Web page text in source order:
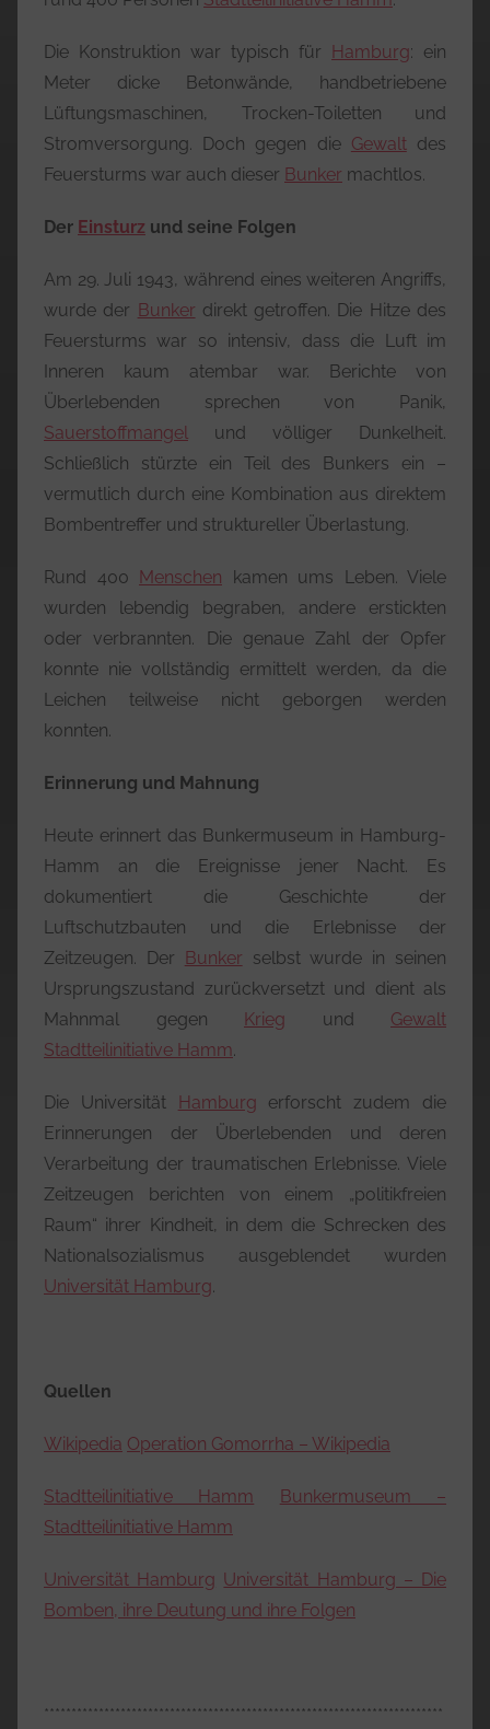
Die Konstruktion war typisch für Hamburg: ein
Meter dicke Betonwände, handbetriebene
Lüftungsmaschinen, Trocken-Toiletten und
Stromversorgung. Doch gegen die Gewaltdes
Feuersturms war auch dieser Bunker machtlos.
Der Einsturz und seine Folgen
Am 29. Juli 1943, während eines weiteren Angriffs,
wurde der Bunker direkt getroffen. Die Hitze des
Feuersturms war so intensiv, dass die Luft im
Inneren kaum atembar war. Berichte von
Überlebenden sprechen von Panik,
Sauerstoffmangel und völliger Dunkelheit.
Schließlich stürzte ein Teil des Bunkers ein –
vermutlich durch eine Kombination aus direktem
Bombentreffer und struktureller Überlastung.
Rund 400 Menschen kamen ums Leben. Viele
wurden lebendig begraben, andere erstickten
oder verbrannten. Die genaue Zahl der Opfer
konnte nie vollständig ermittelt werden, da die
Leichen teilweise nicht geborgen werden
konnten.
Erinnerung und Mahnung
Heute erinnert das Bunkermuseum in Hamburg-
Hamm an die Ereignisse jener Nacht. Es
dokumentiert die Geschichte der
Luftschutzbauten und die Erlebnisse der
Zeitzeugen. Der
Bunker selbst wurde in seinen
Ursprungszustand zurückversetzt und dient als
Mahnmal gegen
Krieg und Gewalt
Stadtteilinitiative Hamm.
Die Universität Hamburg erforscht zudem die
Erinnerungen der Überlebenden und deren
Verarbeitung der traumatischen Erlebnisse. Viele
Zeitzeugen berichten von einem „politikfreien
Raum“ ihrer Kindheit, in dem die Schrecken des
Nationalsozialismus ausgeblendet wurden
Universität Hamburg.
Quellen
Wikipedia Operation Gomorrha – Wikipedia
Stadtteilinitiative Hamm
Bunkermuseum –
Stadtteilinitiative Hamm
Universität Hamburg Universität Hamburg – Die
Bomben, ihre Deutung und ihre Folgen
*************************************************************************